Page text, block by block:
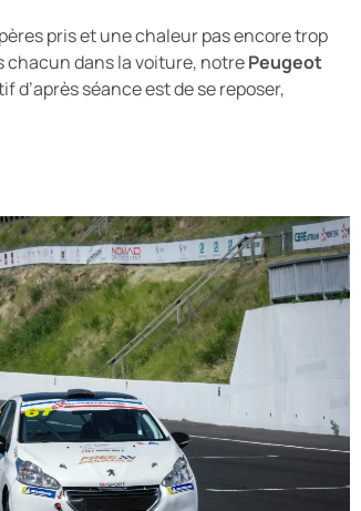
pris et une chaleur pas encore trop
chacun dans la voiture, notrePeugeot
d’après séance est de se reposer,